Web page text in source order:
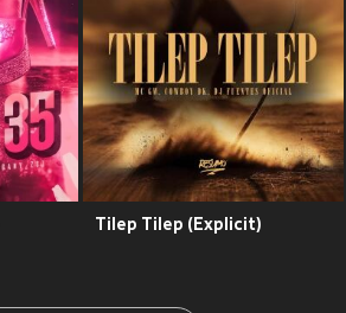
Tilep Tilep (Explicit)